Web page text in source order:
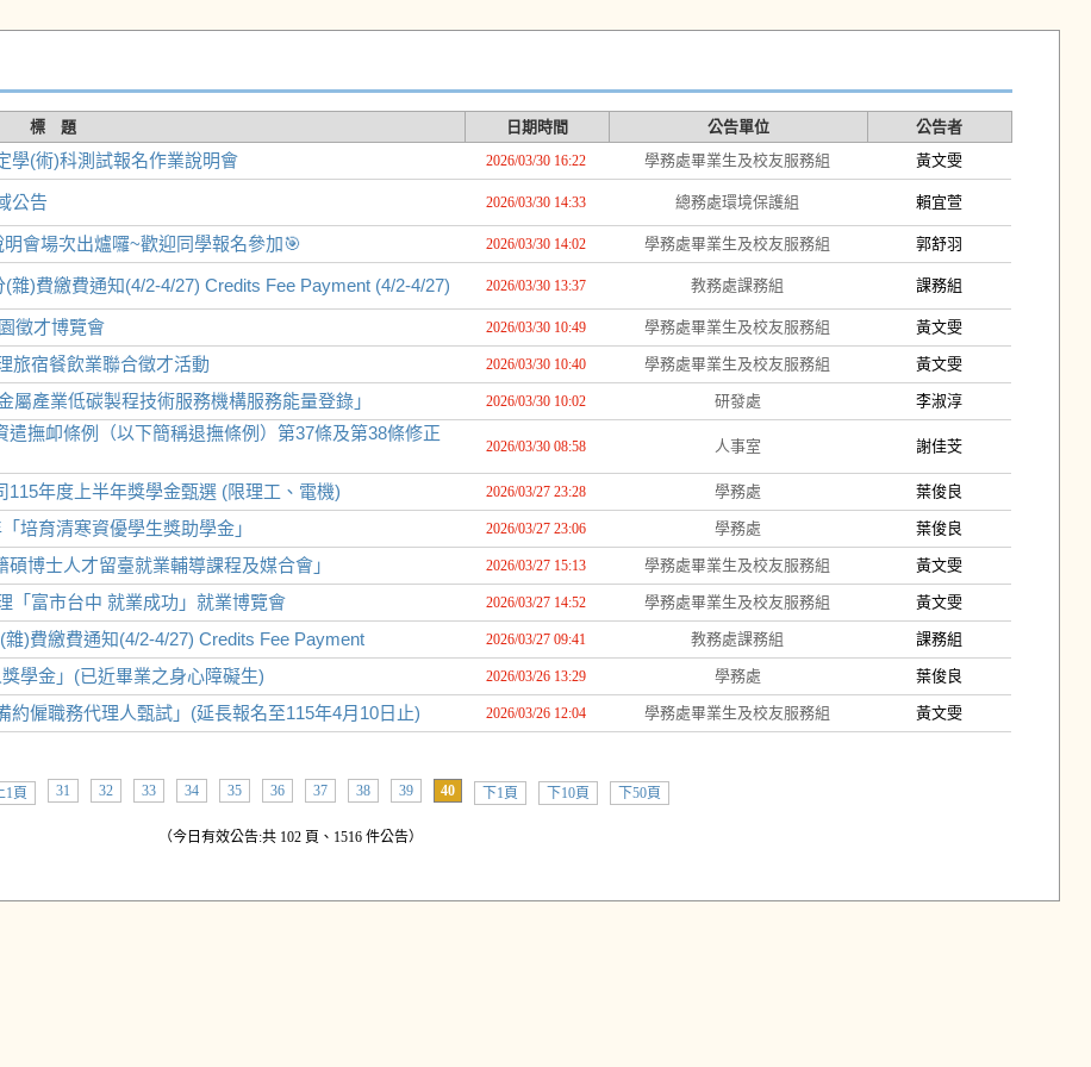
標 題 日期時間 公告單位 公告者
學(術)科測試報名作業說明會 2026/03/30 16:22 學務處畢業生及校友服務組 黃文雯
公告 2026/03/30 14:33 總務處環境保護組 賴宜萱
明會場次出爐囉~歡迎同學報名參加🎯 2026/03/30 14:02 學務處畢業生及校友服務組 郭舒羽
雜)費繳費通知(4/2-4/27) Credits Fee Payment (4/2-4/27) 2026/03/30 13:37 教務處課務組 課務組
徵才博覽會 2026/03/30 10:49 學務處畢業生及校友服務組 黃文雯
旅宿餐飲業聯合徵才活動 2026/03/30 10:40 學務處畢業生及校友服務組 黃文雯
屬產業低碳製程技術服務機構服務能量登錄」 2026/03/30 10:02 研發處 李淑淳
撫卹條例（以下簡稱退撫條例）第37條及第38條修正
2026/03/30 08:58 人事室 謝佳芠
115年度上半年獎學金甄選 (限理工、電機) 2026/03/27 23:28 學務處 葉俊良
培育清寒資優學生獎助學金」 2026/03/27 23:06 學務處 葉俊良
博士人才留臺就業輔導課程及媒合會」 2026/03/27 15:13 學務處畢業生及校友服務組 黃文雯
「富市台中 就業成功」就業博覽會 2026/03/27 14:52 學務處畢業生及校友服務組 黃文雯
)費繳費通知(4/2-4/27) Credits Fee Payment 2026/03/27 09:41 教務處課務組 課務組
學金」(已近畢業之身心障礙生) 2026/03/26 13:29 學務處 葉俊良
約僱職務代理人甄試」(延長報名至115年4月10日止) 2026/03/26 12:04 學務處畢業生及校友服務組 黃文雯
上1頁 31 32 33 34 35 36 37 38 39 40 下1頁 下10頁 下50頁
（今日有效公告:共 102 頁、1516 件公告）